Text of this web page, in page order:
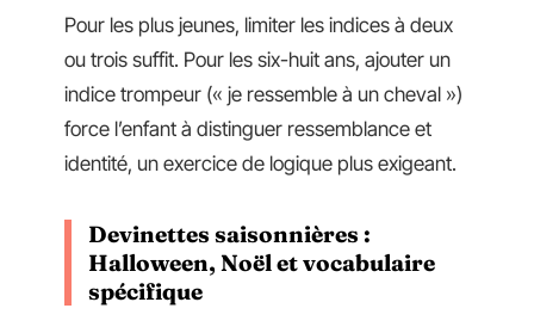
Pour les plus jeunes, limiter les indices à deux
ou trois suffit. Pour les six-huit ans, ajouter un
indice trompeur (« je ressemble à un cheval »)
force l’enfant à distinguer ressemblance et
identité, un exercice de logique plus exigeant.
Devinettes saisonnières :
Halloween, Noël et vocabulaire
spécifique